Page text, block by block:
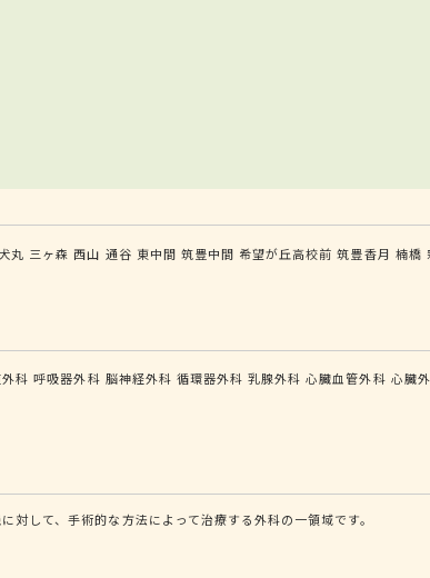
丸 三ヶ森 西山 通谷 東中間 筑豊中間 希望が丘高校前 筑豊香月 楠橋
科 呼吸器外科 脳神経外科 循環器外科 乳腺外科 心臓血管外科 心臓
して、手術的な方法によって治療する外科の一領域です。